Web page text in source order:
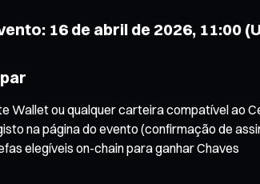
16 de abril de 2026, 11:00
Wallet ou qualquer carteira compatível ao
na página do evento (confirmação de
elegíveis on-chain para ganhar Chaves